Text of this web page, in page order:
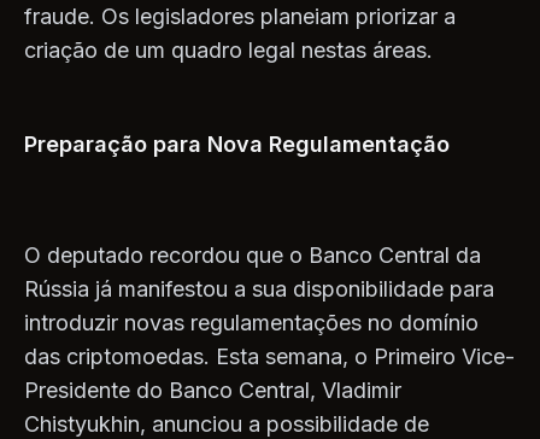
fraude. Os legisladores planeiam priorizar a
criação de um quadro legal nestas áreas.
Preparação para Nova Regulamentação
O deputado recordou que o Banco Central da
Rússia já manifestou a sua disponibilidade para
introduzir novas regulamentações no domínio
das criptomoedas. Esta semana, o Primeiro Vice-
Presidente do Banco Central, Vladimir
Chistyukhin, anunciou a possibilidade de